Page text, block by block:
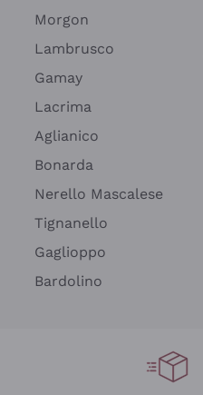
Morgon
Lambrusco
Gamay
Lacrima
Aglianico
Bonarda
Nerello Mascalese
Tignanello
Gaglioppo
Bardolino